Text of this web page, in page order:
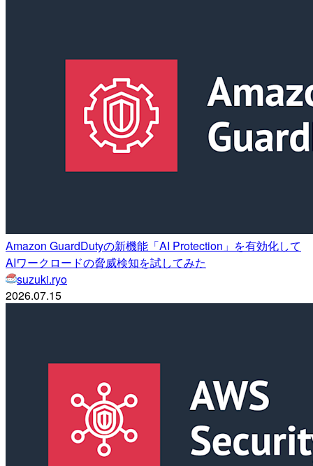
Amazon GuardDutyの新機能「AI Protection」を有効化して
AIワークロードの脅威検知を試してみた
suzuki.ryo
2026.07.15